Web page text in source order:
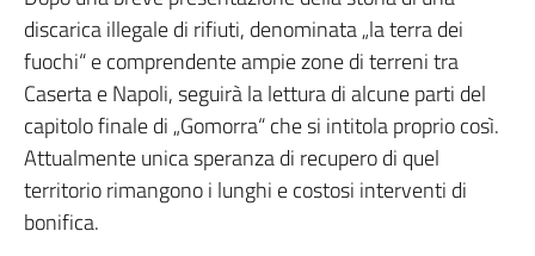
discarica illegale di rifiuti, denominata „la terra dei
fuochi“ e comprendente ampie zone di terreni tra
Caserta e Napoli, seguirà la lettura di alcune parti del
capitolo finale di „Gomorra“ che si intitola proprio così.
Attualmente unica speranza di recupero di quel
territorio rimangono i lunghi e costosi interventi di
bonifica.